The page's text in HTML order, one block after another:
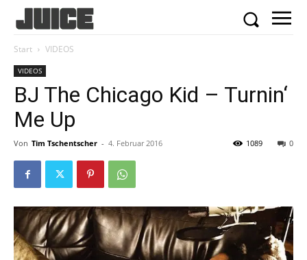
Start VIDEOS
VIDEOS
BJ The Chicago Kid – Turnin‘
Me Up
Von Tim Tschentscher - 4. Februar 2016 0
1089